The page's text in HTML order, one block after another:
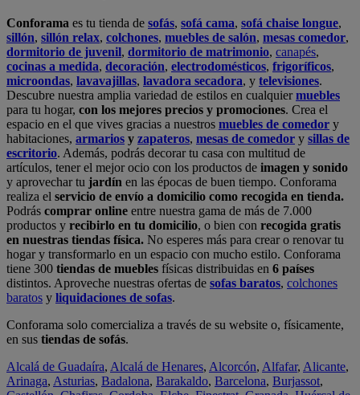
Conforama es tu tienda de sofás, sofá cama, sofá chaise longue,
sillón, sillón relax, colchones, muebles de salón, mesas comedor,
dormitorio de juvenil, dormitorio de matrimonio, canapés,
cocinas a medida, decoración, electrodomésticos, frigoríficos,
microondas, lavavajillas, lavadora secadora, y televisiones.
Descubre nuestra amplia variedad de estilos en cualquiermuebles
para tu hogar, con los mejores precios y promociones. Crea el
espacio en el que vives gracias a nuestros muebles de comedor y
habitaciones, armarios y zapateros, mesas de comedor y sillas de
escritorio. Además, podrás decorar tu casa con multitud de
artículos, tener el mejor ocio con los productos de imagen y sonido
y aprovechar tu jardín en las épocas de buen tiempo. Conforama
realiza el servicio de envío a domicilio como recogida en tienda.
Podrás comprar online entre nuestra gama de más de 7.000
productos y recibirlo en tu domicilio, o bien con recogida gratis
en nuestras tiendas física. No esperes más para crear o renovar tu
hogar y transformarlo en un espacio con mucho estilo. Conforama
tiene 300 tiendas de muebles físicas distribuidas en 6 países
distintos. Aproveche nuestras ofertas de sofas baratos, colchones
baratos y liquidaciones de sofas.
Conforama solo comercializa a través de su website o, físicamente,
en sus tiendas de sofás.
Alcalá de Guadaíra, Alcalá de Henares, Alcorcón, Alfafar, Alicante,
Arinaga, Asturias, Badalona, Barakaldo, Barcelona, Burjassot,